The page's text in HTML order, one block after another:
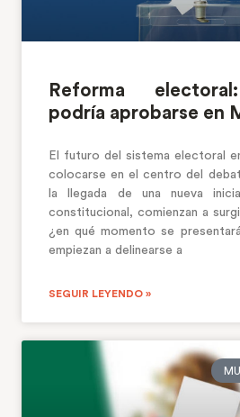
Reforma
podría aprobarse en
El futuro del sistema electoral
colocarse en el centro del
la llegada de una nueva
constitucional, comienzan a
¿en qué momento se
empiezan a delinearse a
SEGUIR LEYENDO »